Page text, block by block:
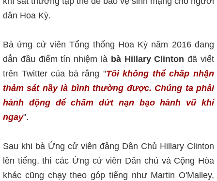
dân Hoa Kỳ.
Bà ứng cử viên Tổng thống Hoa Kỳ năm 2016 đang
dẫn đầu điểm tín nhiệm là bà Hillary Clintonđã viết
trên Twitter của bà rằng "Tôi không thể chấp nhận
thảm sát nầy là bình thường được. Chúng ta phải
hành động để chấm dứt nạn bạo hành vũ khí
ngay".
Sau khi bà Ứng cử viên đảng Dân Chủ Hillary Clinton
lên tiếng, thì các Ứng cử viên Dân chủ và Cộng Hòa
khác cũng chạy theo góp tiếng như Martin O'Malley,